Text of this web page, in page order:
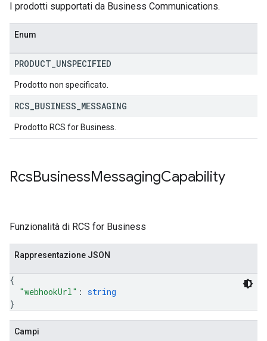
I prodotti supportati da Business Communications.
Enum
PRODUCT UNSPECIFIED
Prodotto non specificato.
RCS BUSINESS MESSAGING
Prodotto RCS for Business.
RcsBusinessMessagingCapability
Funzionalità di RCS for Business
Rappresentazione JSON
{
"webhookUrl" : string
}
Campi